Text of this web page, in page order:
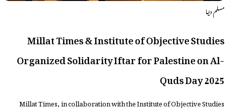
مسلم دنیا
Millat Times & Institute of Objective Studies
Organized Solidarity Iftar for Palestine on Al-
Quds Day 2025
Millat Times, in collaboration with the Institute of Objective Studies